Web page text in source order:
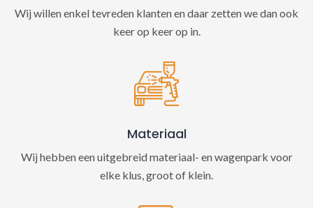
Wij willen enkel tevreden klanten en daar zetten we dan ook
keer op keer op in.
Materiaal
Wij hebben een uitgebreid materiaal- en wagenpark voor
elke klus, groot of klein.